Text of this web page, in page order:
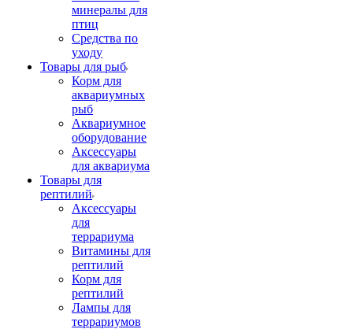
минералы для
птиц
Средства по
уходу
Товары для рыб
Корм для
аквариумных
рыб
Аквариумное
оборудование
Аксессуары
для аквариума
Товары для
рептилий
Аксессуары
для
террариума
Витамины для
рептилий
Корм для
рептилий
Лампы для
террариумов